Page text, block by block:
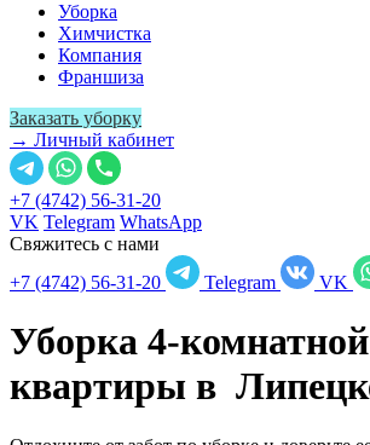
Уборка
Химчистка
Компания
Франшиза
Заказать уборку
→ Личный кабинет
+7 (4742) 56-31-20
VK Telegram WhatsApp
Свяжитесь с нами
+7 (4742) 56-31-20
Telegram VK
Уборка 4-комнатной
квартиры в